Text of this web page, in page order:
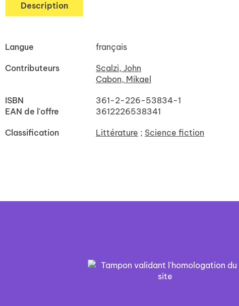
Description
Langue français
Contributeurs
Scalzi, John
Cabon, Mikael
ISBN
361-2-226-53834-1
EAN de l'offre
3612226538341
Classification Littérature ; Science fiction